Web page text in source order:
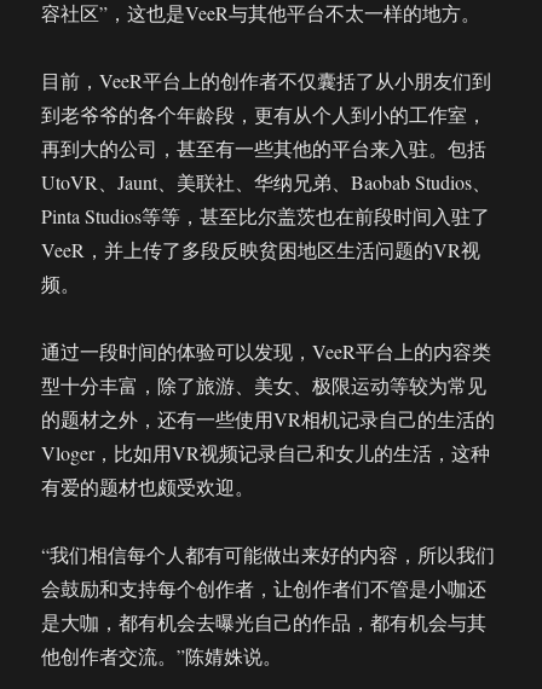
容社区”，这也是VeeR与其他平台不太一样的地方。
目前，VeeR平台上的创作者不仅囊括了从小朋友们到
到老爷爷的各个年龄段，更有从个人到小的工作室，
再到大的公司，甚至有一些其他的平台来入驻。包括
UtoVR、Jaunt、美联社、华纳兄弟、Baobab Studios、
Pinta Studios等等，甚至比尔盖茨也在前段时间入驻了
VeeR，并上传了多段反映贫困地区生活问题的VR视
频。
通过一段时间的体验可以发现，VeeR平台上的内容类
型十分丰富，除了旅游、美女、极限运动等较为常见
的题材之外，还有一些使用VR相机记录自己的生活的
Vloger，比如用VR视频记录自己和女儿的生活，这种
有爱的题材也颇受欢迎。
“我们相信每个人都有可能做出来好的内容，所以我们
会鼓励和支持每个创作者，让创作者们不管是小咖还
是大咖，都有机会去曝光自己的作品，都有机会与其
他创作者交流。”陈婧姝说。